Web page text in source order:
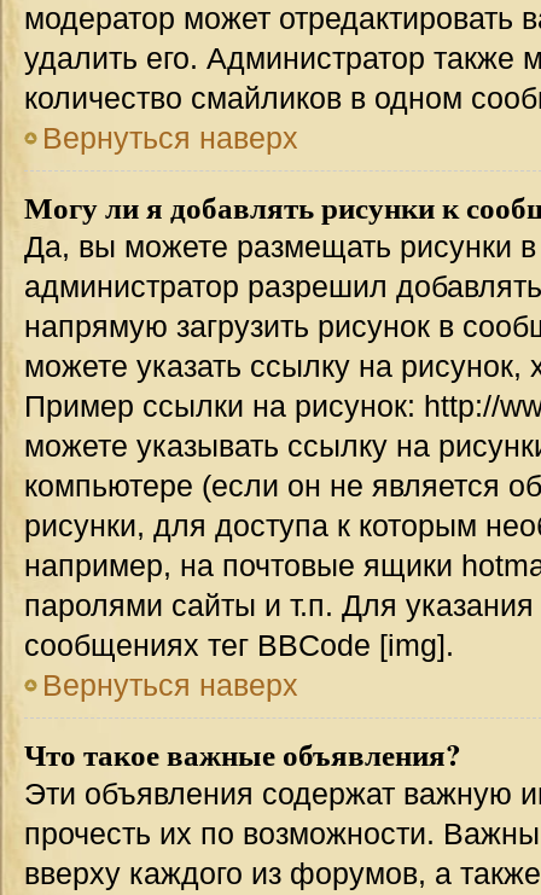
модератор может
удалить его. Администратор также
количество смайликов в одном
Вернуться наверх
Могу ли я добавлять рисунки к
Да, вы можете размещать рисунки
администратор разрешил
напрямую загрузить рисунок в
можете указать ссылку на
Пример ссылки на рисунок: http://
можете указывать ссылку на
компьютере (если он не является
рисунки, для доступа к которым
например, на почтовые ящики
паролями сайты и т.п. Для
сообщениях тег BBCode [img].
Вернуться наверх
Что такое важные объявления?
Эти объявления содержат
прочесть их по возможности.
вверху каждого из форумов, а